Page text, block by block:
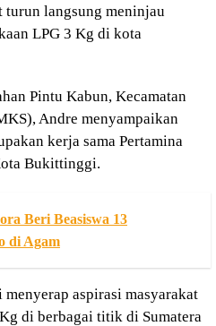
langsung meninjau
LPG 3 Kg di kota
Pintu Kabun, Kecamatan
Andre menyampaikan
kerja sama Pertamina
Bukittinggi.
Beri Beasiswa 13
di Agam
menyerap aspirasi masyarakat
di berbagai titik di Sumatera